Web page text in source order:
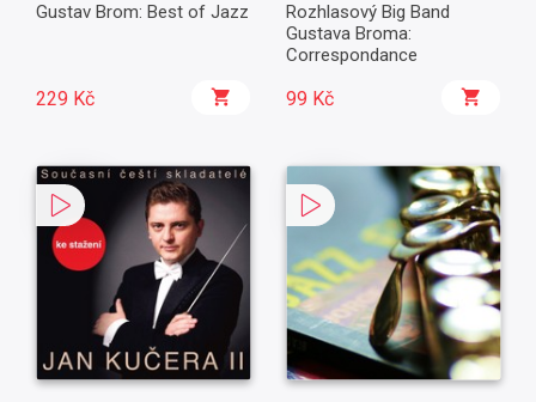
Gustav Brom: Best of Jazz
229 Kč
Rozhlasový Big Band
Gustava Broma:
Correspondance
99 Kč